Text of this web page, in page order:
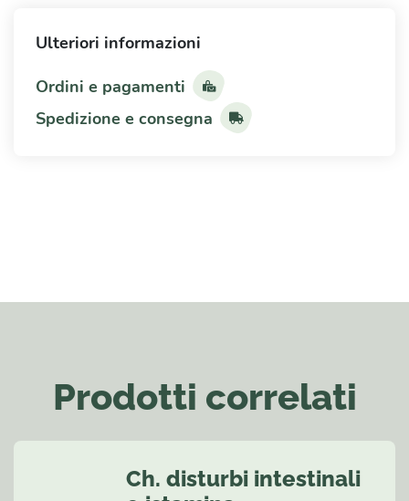
Ulteriori informazioni
Ordini e pagamenti
Spedizione e consegna
Prodotti correlati
Ch. disturbi intestinali